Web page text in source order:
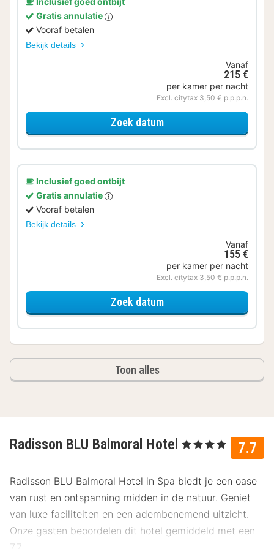
Gratis annulatie
Vooraf betalen
Bekijk details
Vanaf
215 €
per kamer per nacht
Excl. citytax 3,50 € p.p.p.n.
Zoek datumvoor Samen genieten
Inclusief goed ontbijt
Gratis annulatie
Vooraf betalen
Bekijk details
Vanaf
155 €
per kamer per nacht
Excl. citytax 3,50 € p.p.p.n.
Zoek datumvoor Superior kamer
Toon alles
7.7
Radisson BLU Balmoral Hotel , 4 Sterren
Radisson BLU Balmoral Hotel in Spa biedt je een oase
van rust en ontspanning midden in de natuur. Geniet
van luxe faciliteiten en een adembenemend uitzicht.
Onze gasten beoordelen dit hotel gemiddeld met een